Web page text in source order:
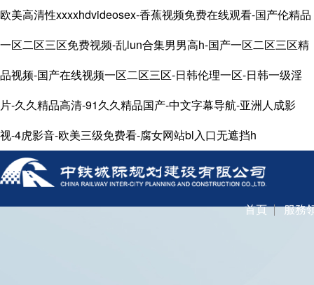
欧美高清性xxxxhdvideosex-香蕉视频免费在线观看-国产伦精品
一区二区三区免费视频-乱lun合集男男高h-国产一区二区三区精
品视频-国产在线视频一区二区三区-日韩伦理一区-日韩一级淫
片-久久精品高清-91久久精品国产-中文字幕导航-亚洲人成影
视-4虎影音-欧美三级免费看-腐女网站bl入口无遮挡h
首頁 服務